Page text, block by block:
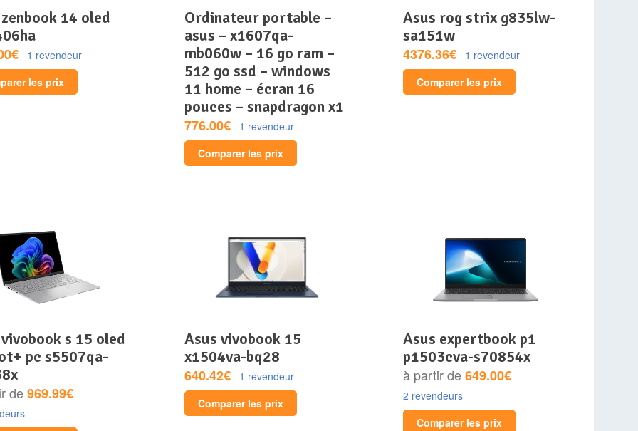
1 revendeur
les prix
ordinateur portable –
asus – x1607qa-
mb060w – 16 go ram –
512 go ssd – windows
11 home – écran 16
pouces – snapdragon x1
776.00€
1 revendeur
Comparer les prix
asus rog strix g835lw-
sa151w
4376.36€
1 revendeur
Comparer les prix
pc s5507qa-
de969.99€
asus vivobook 15
x1504va-bq28
640.42€
1 revendeur
Comparer les prix
asus expertbook p1
p1503cva-s70854x
à partir de649.00€
2 revendeurs
Comparer les prix